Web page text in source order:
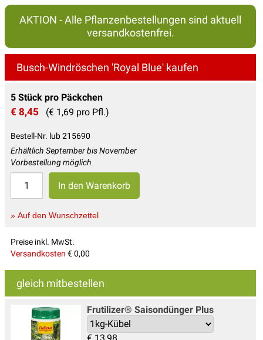
AKTION - Alle Pflanzenbestellungen sind aktuell
versandkostenfrei.
Busch-Windröschen 'Royal Blue' kaufen
5 Stück pro Päckchen
€ 8,45 (€ 1,69 pro Pfl.)
Bestell-Nr. lub 215690
Erhältlich September bis November
Vorbestellung möglich
» Auf den Wunschzettel
Preise inkl. MwSt.
Versandkosten € 0,00
gleich mitbestellen
Frutilizer® Saisondünger Plus
€ 13,98